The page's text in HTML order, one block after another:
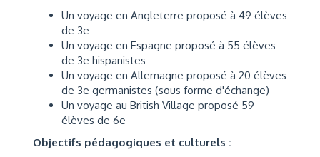
Un voyage en Angleterre proposé à 49 élèves
de 3e
Un voyage en Espagne proposé à 55 élèves
de 3e hispanistes
Un voyage en Allemagne proposé à 20 élèves
de 3e germanistes (sous forme d'échange)
Un voyage au British Village proposé 59
élèves de 6e
Objectifs pédagogiques et culturels :